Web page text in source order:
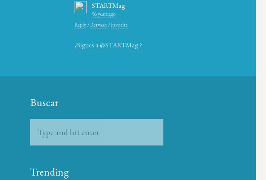
STARTMag
56 years ago
Reply/Retweet/Favorite
¿Sigues a @STARTMag ?
Buscar
Trending